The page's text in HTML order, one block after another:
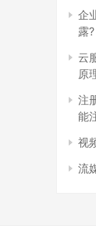
企
露?
云
原
注
能
视
流